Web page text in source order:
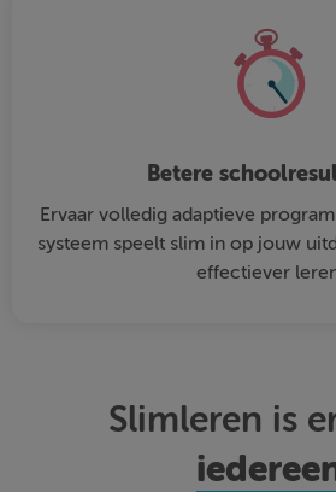
Betere
Ervaar volledig adaptieve
systeem speelt slim in op jouw
effectiever
Slimleren is